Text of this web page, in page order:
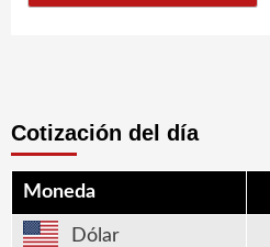
Cotización del día
Moneda
Dólar